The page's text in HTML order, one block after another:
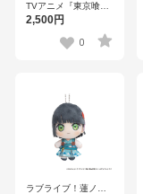
TVアニメ『東京喰種
トーキョーグール』
みマスコット）ウタ
2,500円
0
ラブライブ！蓮ノ空